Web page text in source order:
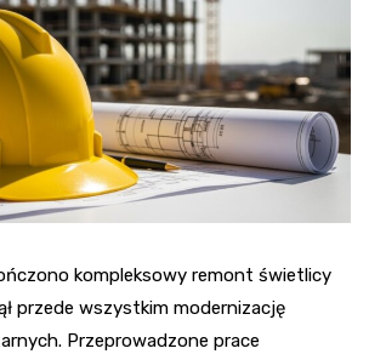
kompleksowy remont świetlicy
przede wszystkim modernizację
Przeprowadzone prace